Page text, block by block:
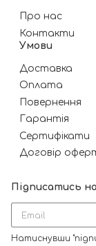
Про нас
Контакти
Умови
Доставка
Оплата
Повернення
Гарантія
Сертифікати
Договір
Підписатись
Натиснувши